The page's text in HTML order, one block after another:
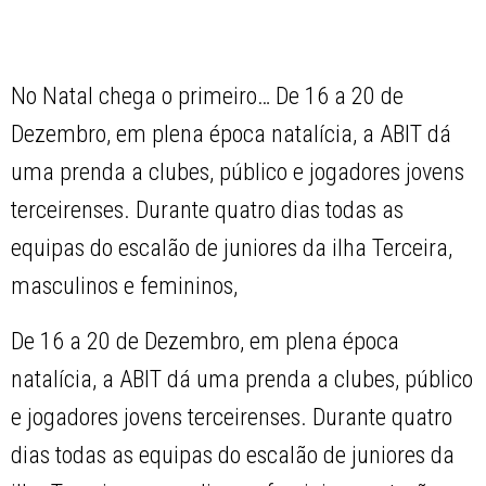
No Natal chega o primeiro… De 16 a 20 de
Dezembro, em plena época natalícia, a ABIT dá
uma prenda a clubes, público e jogadores jovens
terceirenses. Durante quatro dias todas as
equipas do escalão de juniores da ilha Terceira,
masculinos e femininos,
De 16 a 20 de Dezembro, em plena época
natalícia, a ABIT dá uma prenda a clubes, público
e jogadores jovens terceirenses. Durante quatro
dias todas as equipas do escalão de juniores da